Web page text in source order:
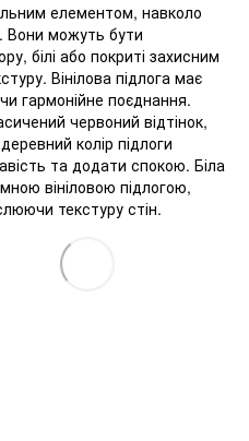
елементом, навколо
Вони можуть бути
білі або покриті захисним
Вінілова підлога має
гармонійне поєднання.
червоний відтінок,
колір підлоги
та додати спокою. Біла
вініловою підлогою,
текстуру стін.